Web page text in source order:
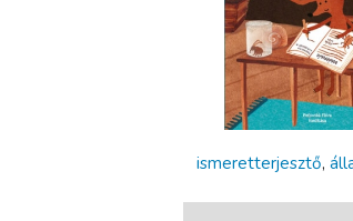
ismeretterjesztő,